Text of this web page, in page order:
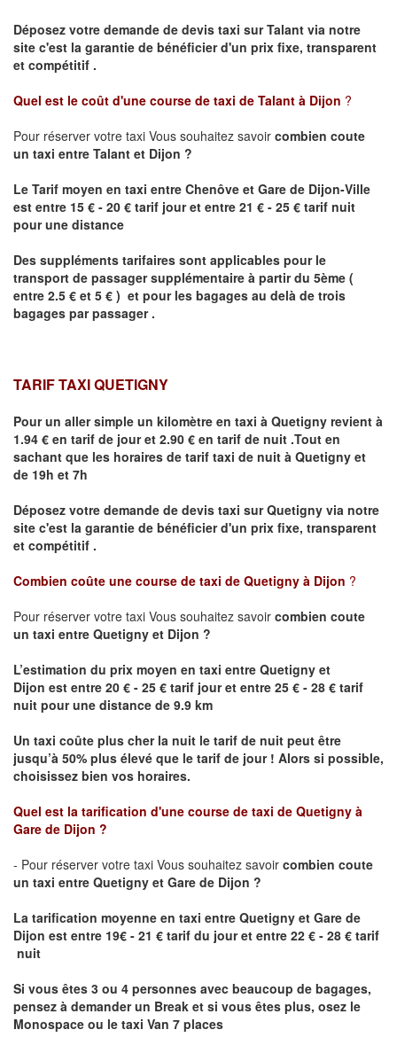
Déposez votre demande de devis taxi surTalant via notre
site c'est la garantie de bénéficier d'un prix fixe, transparent
et compétitif .
Quel est le coût d'une course de taxi de Talant à Dijon ?
Pour réserver votre taxi Vous souhaitez savoir combien coute
un taxi entre Talant et Dijon ?
Le Tarif moyen en taxi entre Chenôve et Gare de Dijon-Ville
est entre 15 € - 20 € tarif jour et entre 21 € - 25 € tarif nuit
pour une distance
Des suppléments tarifaires sont applicables pour le
transport de passager supplémentaire à partir du 5ème (
entre 2.5 € et 5 € ) et pour les bagages au delà de trois
bagages par passager .
TARIF TAXI QUETIGNY
Pour un aller simple un kilomètre en taxi à Quetigny revient à
1.94 € en tarif de jour et 2.90 € en tarif de nuit .Tout en
sachant que les horaires de tarif taxi de nuit à Quetigny et
de 19h et 7h
Déposez votre demande de devis taxi surQuetigny via notre
site c'est la garantie de bénéficier d'un prix fixe, transparent
et compétitif .
Combien coûte une course de taxi de Quetigny à Dijon ?
Pour réserver votre taxi Vous souhaitez savoir combien coute
un taxi entre Quetigny et Dijon ?
L’estimation du prix moyen en taxi entre Quetigny et
Dijon est entre 20 € - 25 € tarif jour et entre 25 € - 28 € tarif
nuit pour une distance de 9.9 km
Un taxi coûte plus cher la nuit le tarif de nuit peut être
jusqu’à 50% plus élevé que le tarif de jour ! Alors si possible,
choisissez bien vos horaires.
Quel est la tarification d'une course de taxi de Quetigny à
Gare de Dijon ?
- Pour réserver votre taxi Vous souhaitez savoir combien coute
un taxi entre Quetigny et Gare de Dijon ?
La tarification moyenne en taxi entre Quetigny et Gare de
Dijon est entre 19€ - 21 € tarif du jour et entre 22 € - 28 € tarif
nuit
Si vous êtes 3 ou 4 personnes avec beaucoup de bagages,
pensez à demander un Break et si vous êtes plus, osez le
Monospace ou le taxi Van 7 places